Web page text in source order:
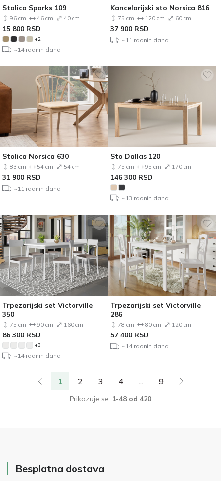
Stolica Sparks 109
96 cm 46 cm 40 cm
15 800 RSD
+2
~14 radnih dana
Kancelarijski sto Norsica 816
75 cm 120 cm 60 cm
37 900 RSD
~11 radnih dana
Stolica Norsica 630
83 cm 54 cm 54 cm
31 900 RSD
~11 radnih dana
Sto Dallas 120
75 cm 95 cm 170 cm
146 300 RSD
~13 radnih dana
Trpezarijski set Victorville
350
75 cm 90 cm 160 cm
86 300 RSD
+3
~14 radnih dana
Trpezarijski set Victorville
286
78 cm 80 cm 120 cm
57 400 RSD
~14 radnih dana
Prikazuje se: 1-48 od 420
1 2 3 4 ... 9
Besplatna dostava